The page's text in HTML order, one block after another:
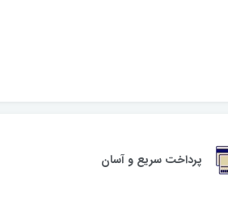
پرداخت سریع و آسان